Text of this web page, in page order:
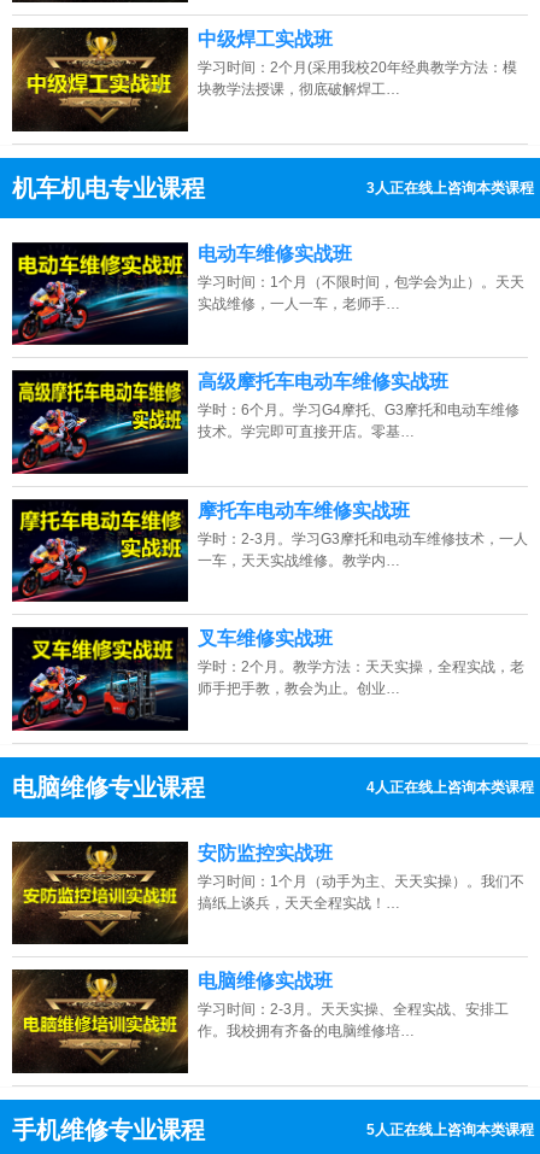
中级焊工实战班
学习时间：2个月(采用我校20年经典教学方法：模
块教学法授课，彻底破解焊工…
机车机电专业课程 3人正在线上咨询本类课程
点击免费咨询电话：13807313137
电动车维修实战班
学习时间：1个月（不限时间，包学会为止）。天天
实战维修，一人一车，老师手…
高级摩托车电动车维修实战班
学时：6个月。学习G4摩托、G3摩托和电动车维修
技术。学完即可直接开店。零基…
摩托车电动车维修实战班
学时：2-3月。学习G3摩托和电动车维修技术，一人
一车，天天实战维修。教学内…
叉车维修实战班
学时：2个月。教学方法：天天实操，全程实战，老
师手把手教，教会为止。创业…
电脑维修专业课程 4人正在线上咨询本类课程
点击免费咨询电话：13807313137
安防监控实战班
学习时间：1个月（动手为主、天天实操）。我们不
搞纸上谈兵，天天全程实战！…
电脑维修实战班
学习时间：2-3月。天天实操、全程实战、安排工
作。我校拥有齐备的电脑维修培…
手机维修专业课程 13人正在线上咨询本类课程